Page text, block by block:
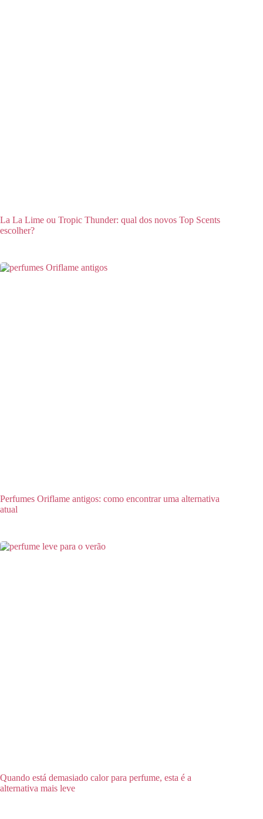
La La Lime ou Tropic Thunder: qual dos novos Top Scents
escolher?
Perfumes Oriflame antigos: como encontrar uma alternativa
atual
Quando está demasiado calor para perfume, esta é a
alternativa mais leve